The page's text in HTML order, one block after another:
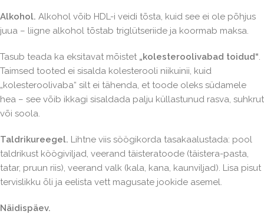
Alkohol. Alkohol võib HDL-i veidi tõsta, kuid see ei ole põhjus
juua – liigne alkohol tõstab triglütseriide ja koormab maksa.
Tasub teada ka eksitavat mõistet „kolesteroolivabad toidud“.
Taimsed tooted ei sisalda kolesterooli niikuinii, kuid
„kolesteroolivaba“ silt ei tähenda, et toode oleks südamele
hea – see võib ikkagi sisaldada palju küllastunud rasva, suhkrut
või soola.
Taldrikureegel. Lihtne viis söögikorda tasakaalustada: pool
taldrikust köögiviljad, veerand täisteratoode (täistera-pasta,
tatar, pruun riis), veerand valk (kala, kana, kaunviljad). Lisa pisut
tervislikku õli ja eelista vett magusate jookide asemel.
Näidispäev.